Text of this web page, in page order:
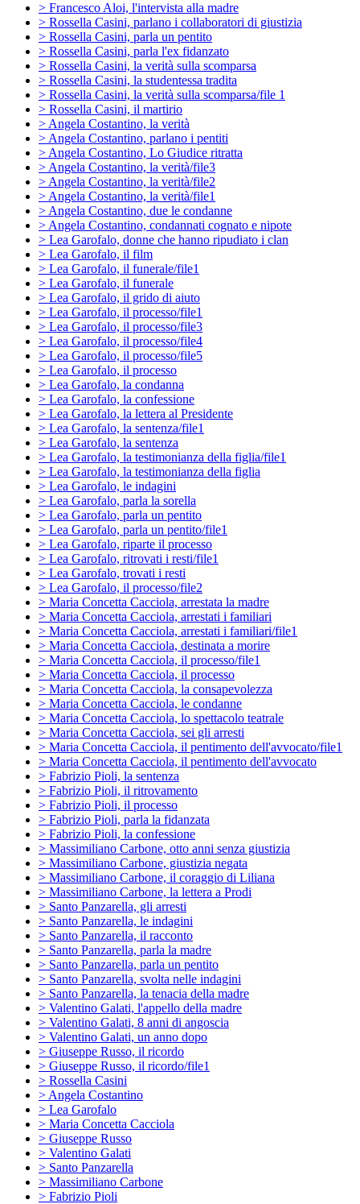
> Francesco Aloi, l'intervista alla madre
> Rossella Casini, parlano i collaboratori di giustizia
> Rossella Casini, parla un pentito
> Rossella Casini, parla l'ex fidanzato
> Rossella Casini, la verità sulla scomparsa
> Rossella Casini, la studentessa tradita
> Rossella Casini, la verità sulla scomparsa/file 1
> Rossella Casini, il martirio
> Angela Costantino, la verità
> Angela Costantino, parlano i pentiti
> Angela Costantino, Lo Giudice ritratta
> Angela Costantino, la verità/file3
> Angela Costantino, la verità/file2
> Angela Costantino, la verità/file1
> Angela Costantino, due le condanne
> Angela Costantino, condannati cognato e nipote
> Lea Garofalo, donne che hanno ripudiato i clan
> Lea Garofalo, il film
> Lea Garofalo, il funerale/file1
> Lea Garofalo, il funerale
> Lea Garofalo, il grido di aiuto
> Lea Garofalo, il processo/file1
> Lea Garofalo, il processo/file3
> Lea Garofalo, il processo/file4
> Lea Garofalo, il processo/file5
> Lea Garofalo, il processo
> Lea Garofalo, la condanna
> Lea Garofalo, la confessione
> Lea Garofalo, la lettera al Presidente
> Lea Garofalo, la sentenza/file1
> Lea Garofalo, la sentenza
> Lea Garofalo, la testimonianza della figlia/file1
> Lea Garofalo, la testimonianza della figlia
> Lea Garofalo, le indagini
> Lea Garofalo, parla la sorella
> Lea Garofalo, parla un pentito
> Lea Garofalo, parla un pentito/file1
> Lea Garofalo, riparte il processo
> Lea Garofalo, ritrovati i resti/file1
> Lea Garofalo, trovati i resti
> Lea Garofalo, il processo/file2
> Maria Concetta Cacciola, arrestata la madre
> Maria Concetta Cacciola, arrestati i familiari
> Maria Concetta Cacciola, arrestati i familiari/file1
> Maria Concetta Cacciola, destinata a morire
> Maria Concetta Cacciola, il processo/file1
> Maria Concetta Cacciola, il processo
> Maria Concetta Cacciola, la consapevolezza
> Maria Concetta Cacciola, le condanne
> Maria Concetta Cacciola, lo spettacolo teatrale
> Maria Concetta Cacciola, sei gli arresti
> Maria Concetta Cacciola, il pentimento dell'avvocato/file1
> Maria Concetta Cacciola, il pentimento dell'avvocato
> Fabrizio Pioli, la sentenza
> Fabrizio Pioli, il ritrovamento
> Fabrizio Pioli, il processo
> Fabrizio Pioli, parla la fidanzata
> Fabrizio Pioli, la confessione
> Massimiliano Carbone, otto anni senza giustizia
> Massimiliano Carbone, giustizia negata
> Massimiliano Carbone, il coraggio di Liliana
> Massimiliano Carbone, la lettera a Prodi
> Santo Panzarella, gli arresti
> Santo Panzarella, le indagini
> Santo Panzarella, il racconto
> Santo Panzarella, parla la madre
> Santo Panzarella, parla un pentito
> Santo Panzarella, svolta nelle indagini
> Santo Panzarella, la tenacia della madre
> Valentino Galati, l'appello della madre
> Valentino Galati, 8 anni di angoscia
> Valentino Galati, un anno dopo
> Giuseppe Russo, il ricordo
> Giuseppe Russo, il ricordo/file1
> Rossella Casini
> Angela Costantino
> Lea Garofalo
> Maria Concetta Cacciola
> Giuseppe Russo
> Valentino Galati
> Santo Panzarella
> Massimiliano Carbone
> Fabrizio Pioli